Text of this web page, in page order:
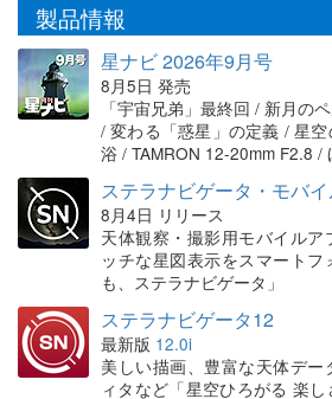
製品情報
星ナビ 2026年9月号
8月5日 発売
「宇宙兄弟」最終回 / 新月の
/ 変わる「惑星」の定義 / 星
浴 / TAMRON 12-20mm F2.8 /
ステラナビゲータ・モバ
8月4日 リリース
天体観察・撮影用モバイルア
ッチな星図表示をスマート
も、ステラナビゲータ」
ステラナビゲータ12
最新版 12.0i
美しい描画、豊富な天体デ
ィタなど「星空ひろがる 楽